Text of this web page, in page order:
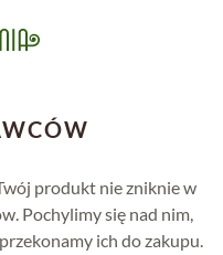
produkt nie zniknie w
Pochylimy się nad nim,
ich do zakupu.